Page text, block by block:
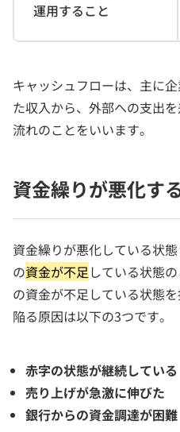
運用すること
キャッシュフローは、主に
た収入から、外部への支出
流れのことをいいます。
資金繰りが悪化す
資金繰りが悪化している状
の資金が不足している状態
の資金が不足している状態
陥る原因は以下の3つです。
赤字の状態が継続している
売り上げが急激に伸びた
銀行からの資金調達が困難